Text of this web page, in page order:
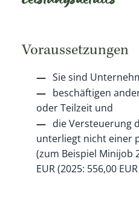
Voraussetzungen
Sie sind
beschäftigen
oder Teilzeit und
die Versteuerung
unterliegt nicht einer
(zum Beispiel Minijob
EUR (2025: 556,00